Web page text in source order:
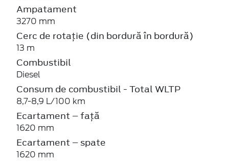
Ampatament
3270 mm
Cerc de rotație (din bordură în bordură)
13 m
Combustibil
Diesel
Consum de combustibil - Total WLTP
8,7-8,9 L/100 km
Ecartament – față
1620 mm
Ecartament – spate
1620 mm